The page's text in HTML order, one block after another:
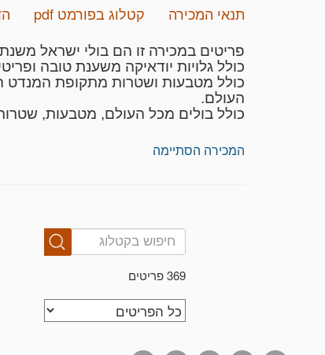
תנאי המכירה קטלוג בפורמט pdf
פריטים במכירה זו הם בולי ישראל משנת 1948 ועד היום כולל מעטפות גלויות ומסמכים שונים מארץ ישראל ומהעולם.
כולל גלויות יודאיקה משענת טובה
כולל מטבעות ושטרות מתקופת המנדט
העולם.
כולל בולים מכל העולם, מטבעות,
המכירה הסתיימה
369 פריטים